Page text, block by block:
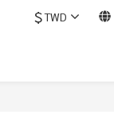
$TWD